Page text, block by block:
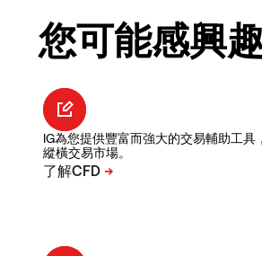
您可能感興
IG為您提供豐富而強大的交易輔助工具
縱橫交易市場。